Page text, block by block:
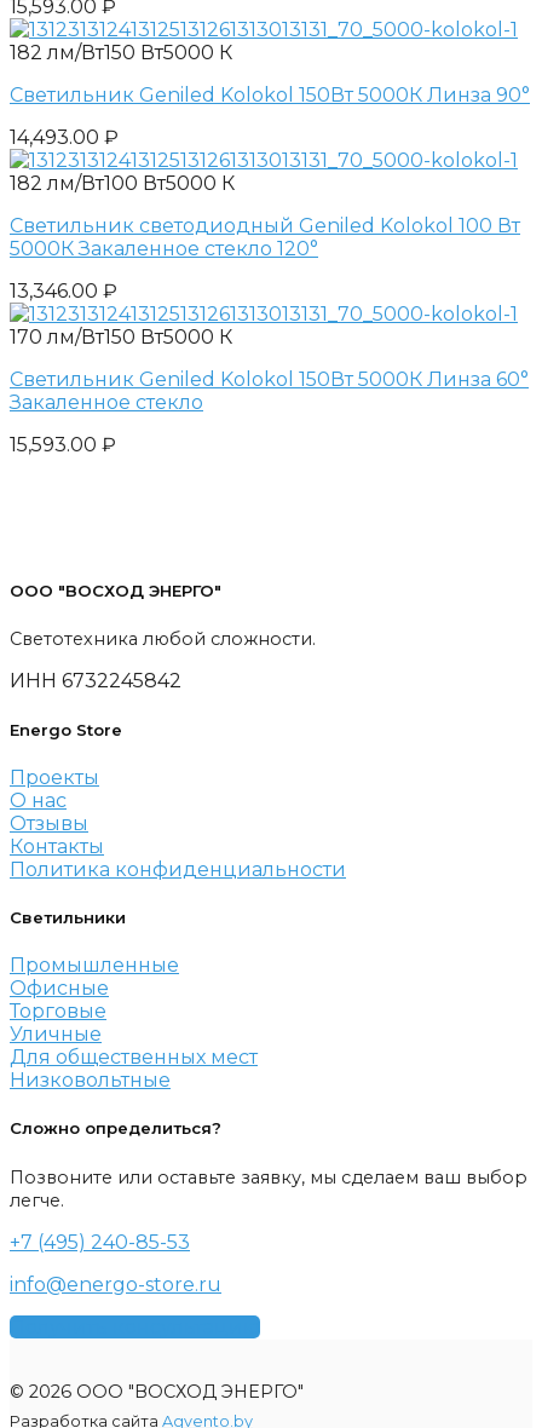
15,593.00 ₽
182 лм/Вт150 Вт5000 К
Светильник Geniled Kolokol 150Вт 5000К Линза 90°
14,493.00 ₽
182 лм/Вт100 Вт5000 К
Светильник светодиодный Geniled Kolokol 100 Вт
5000К Закаленное стекло 120°
13,346.00 ₽
170 лм/Вт150 Вт5000 К
Светильник Geniled Kolokol 150Вт 5000К Линза 60°
Закаленное стекло
15,593.00 ₽
ООО "ВОСХОД ЭНЕРГО"
Светотехника любой сложности.
ИНН 6732245842
Energo Store
Проекты
О нас
Отзывы
Контакты
Политика конфиденциальности
Светильники
Промышленные
Офисные
Торговые
Уличные
Для общественных мест
Низковольтные
Сложно определиться?
Позвоните или оставьте заявку, мы сделаем ваш выбор
легче.
+7 (495) 240-85-53
info@energo-store.ru
Получить консультацию
© 2026 ООО "ВОСХОД ЭНЕРГО"
Разработка сайта Agvento.by